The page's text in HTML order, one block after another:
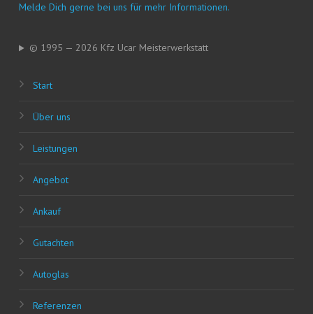
Mel­de Dich ger­ne bei uns für mehr Informationen.
© 1995 — 2026 Kfz Ucar Meisterwerkstatt
Start
Über uns
Leis­tun­gen
Ange­bot
Ankauf
Gut­ach­ten
Auto­glas
Refe­ren­zen